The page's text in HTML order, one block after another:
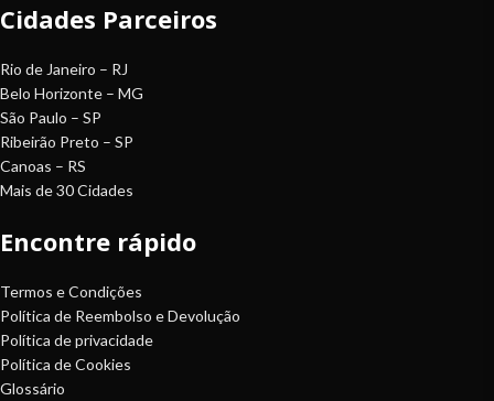
Cidades Parceiros
Rio de Janeiro – RJ
Belo Horizonte – MG
São Paulo – SP
Ribeirão Preto – SP
Canoas – RS
Mais de 30 Cidades
Encontre rápido
Termos e Condições
Política de Reembolso e Devolução
Política de privacidade
Política de Cookies
Glossário